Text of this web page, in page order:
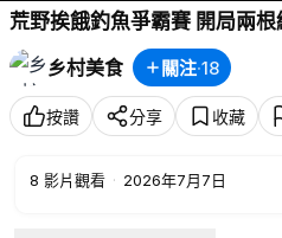
荒野挨餓釣魚爭霸賽 開局兩
池6兄弟能否成功生存！！
乡村美食
關注·18
按讚 分享 收藏
8 影片觀看 · 2026年7月7日